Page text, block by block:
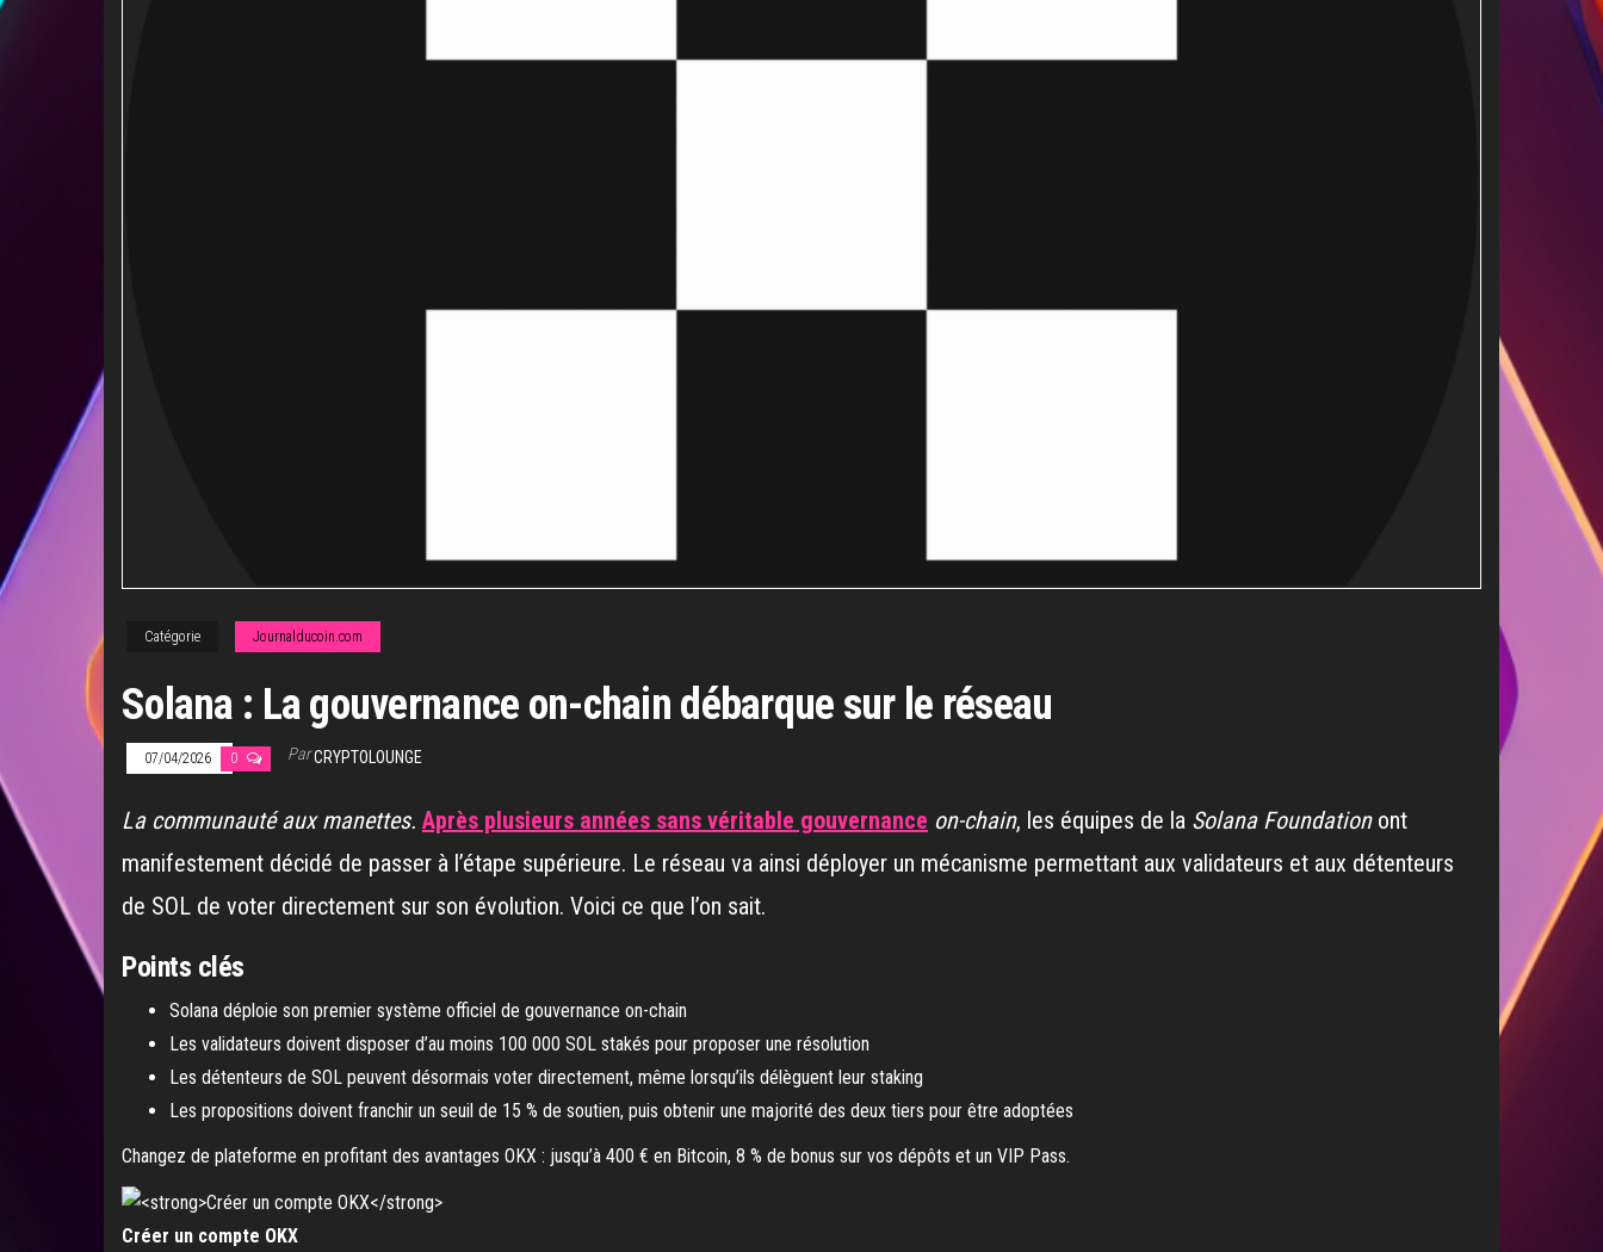
Catégorie Journalducoin.com
Solana : La gouvernance on-chain débarque sur le réseau
07/04/2026 0 ParCRYPTOLOUNGE
La communauté aux manettes. Après plusieurs années sans véritable gouvernance on-chain, les équipes de la Solana Foundationont
manifestement décidé de passer à l’étape supérieure. Le réseau va ainsi déployer un mécanisme permettant aux validateurs et aux détenteurs
de SOL de voter directement sur son évolution. Voici ce que l’on sait.
Points clés
Solana déploie son premier système officiel de gouvernance on-chain
Les validateurs doivent disposer d’au moins 100 000 SOL stakés pour proposer une résolution
Les détenteurs de SOL peuvent désormais voter directement, même lorsqu’ils délèguent leur staking
Les propositions doivent franchir un seuil de 15 % de soutien, puis obtenir une majorité des deux tiers pour être adoptées
Changez de plateforme en profitant des avantages OKX : jusqu’à 400 € en Bitcoin, 8 % de bonus sur vos dépôts et un VIP Pass.
Créer un compte OKX